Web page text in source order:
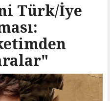
Türk/İye